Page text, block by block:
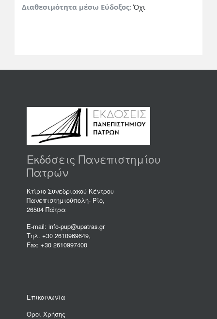
Διαθεσιμότητα μέσω Εύδοξος: Όχι
Εκδόσεις Πανεπιστημίου
Πατρών
Κτίριο Συνεδριακού Κέντρου
Πανεπιστημιούπολη- Ρίο,
26504 Πάτρα
E-mail: info-pup@upatras.gr
Τηλ. +30 2610969649,
Fax: +30 2610997400
Επικοινωνία
Όροι Χρήσης